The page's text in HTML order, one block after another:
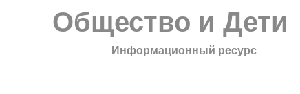
Общество и Дети
Информационный ресурс